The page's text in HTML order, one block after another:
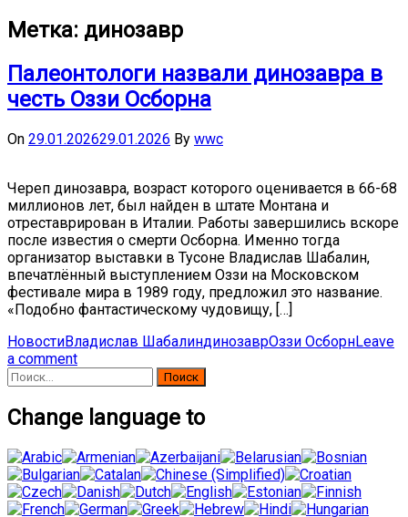
Метка: динозавр
Палеонтологи назвали динозавра в
честь Оззи Осборна
On 29.01.202629.01.2026 By wwc
Череп динозавра, возраст которого оценивается в 66-68
миллионов лет, был найден в штате Монтана и
отреставрирован в Италии. Работы завершились вскоре
после известия о смерти Осборна. Именно тогда
организатор выставки в Тусоне Владислав Шабалин,
впечатлённый выступлением Оззи на Московском
фестивале мира в 1989 году, предложил это название.
«Подобно фантастическому чудовищу, […]
НовостиВладислав ШабалиндинозаврОззи ОсборнLeave
a comment
Найти:
Change language to